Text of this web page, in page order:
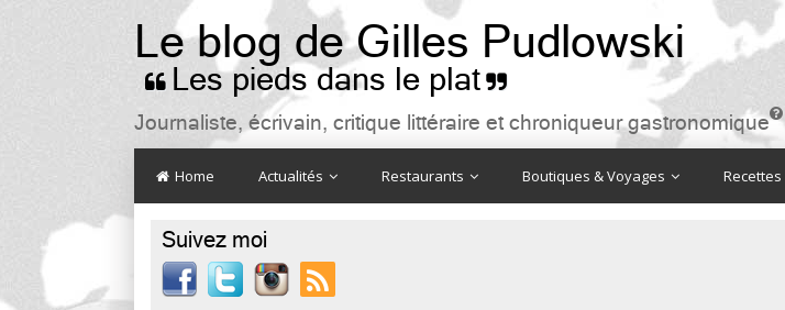
Le blog de Gilles Pudlowski
 Les pieds dans le plat 
Journaliste, écrivain, critique littéraire et chroniqueur gastronomique

Home Actualités Restaurants Boutiques & Voyages Recettes
Suivez moi
